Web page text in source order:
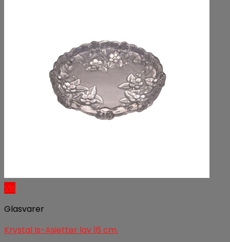
Glasvarer
Krystal Is-Asietter lav 16 cm.